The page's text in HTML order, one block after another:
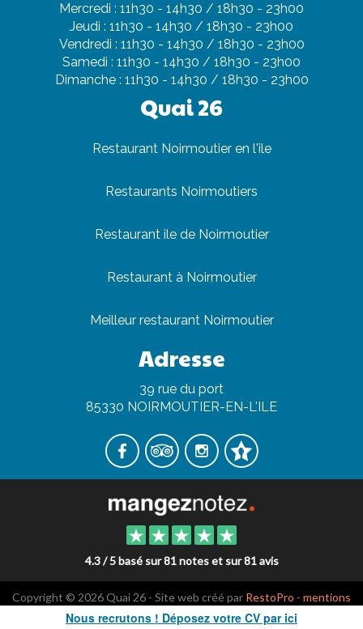
Mercredi : 11h30 - 14h30 / 18h30 - 23h00
Jeudi : 11h30 - 14h30 / 18h30 - 23h00
Vendredi : 11h30 - 14h30 / 18h30 - 23h00
Samedi : 11h30 - 14h30 / 18h30 - 23h00
Dimanche : 11h30 - 14h30 / 18h30 - 23h00
Quai 26
Restaurant Noirmoutier en l'ile
Restaurants Noirmoutiers
Restaurant ile de Noirmoutier
Restaurant à Noirmoutier
Meilleur restaurant Noirmoutier
Adresse
39 rue du port
85330 NOIRMOUTIER-EN-L'ILE
4.3 / 5 basé sur 81 notes et sur 81 avis
Copyright © 2026 Quai 26 - Site web créé par RestoPro - mentions
légales
Nous recrutons ! Déposez votre CV par ici